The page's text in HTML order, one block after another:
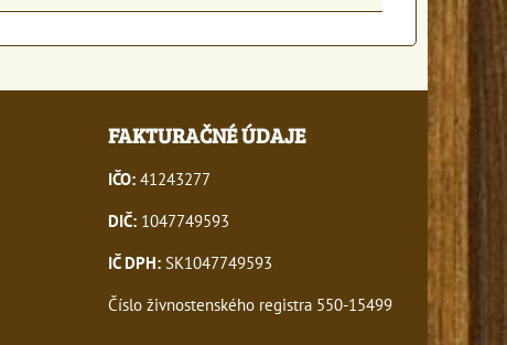
FAKTURAČNÉ ÚDAJE
IČO: 41243277
DIČ: 1047749593
IČ DPH: SK1047749593
Číslo živnostenského registra 550-15499